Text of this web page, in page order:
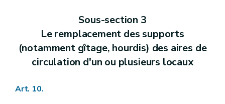
Sous-section 3
Le remplacement des supports
(notamment gîtage, hourdis) des aires de
circulation d'un ou plusieurs locaux
Art. 10.